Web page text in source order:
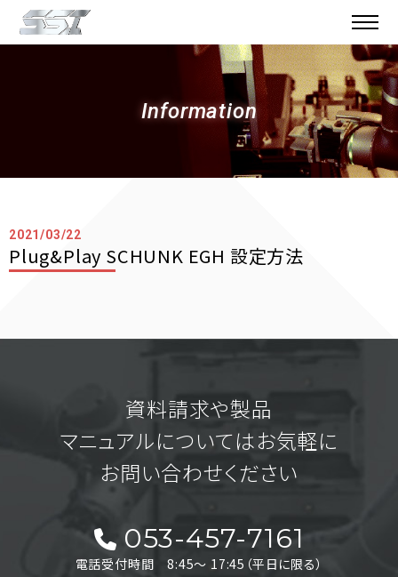
Information
2021/03/22
Plug&Play SCHUNK EGH 設定方法
資料請求や製品
マニュアルについてはお気軽に
お問い合わせください
053-457-7161
電話受付時間 8:45〜 17:45（平日に限る）